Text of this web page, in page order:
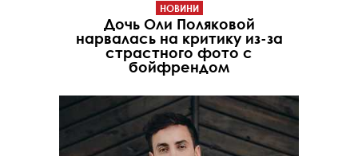
НОВИНИ
Дочь Оли Поляковой
нарвалась на критику из-за
страстного фото с
бойфрендом